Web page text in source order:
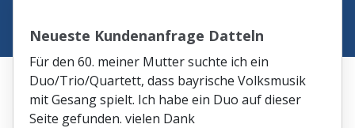
Neueste Kundenanfrage Datteln
Für den 60. meiner Mutter suchte ich ein
Duo/Trio/Quartett, dass bayrische Volksmusik
mit Gesang spielt. Ich habe ein Duo auf dieser
Seite gefunden. vielen Dank